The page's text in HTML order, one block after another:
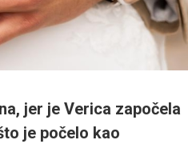
jer je Verica započela
je počelo kao